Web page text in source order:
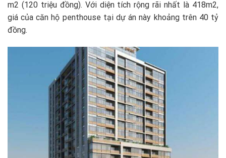
m2 (120 triệu đồng). Với diện tích rộng rãi nhất là 418m2,
giá của căn hộ penthouse tại dự án này khoảng trên 40 tỷ
đồng.